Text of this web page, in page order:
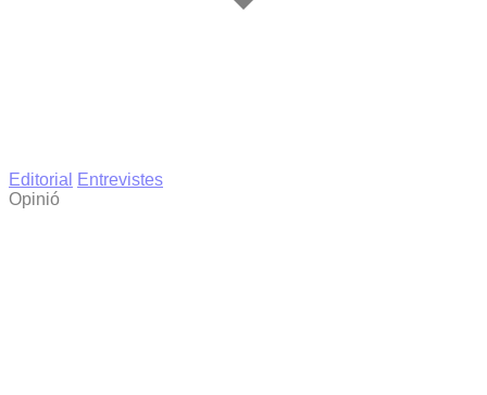
Editorial
Entrevistes
Opinió